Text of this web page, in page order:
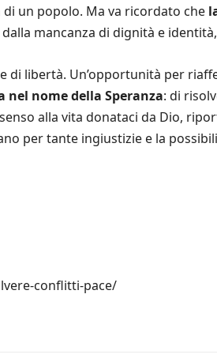
un popolo. Ma va ricordato che
mancanza di dignità e
di libertà. Un’opportunità per
nel nome della Speranza: di
alla vita donataci da Dio,
per tante ingiustizie e la
conflitti-pace/